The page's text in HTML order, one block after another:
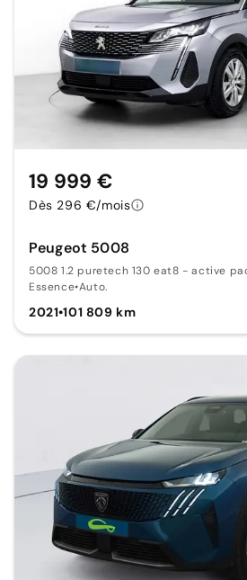
Peugeot 5008
5008 1.2 puretech 130 eat8 - active
Essence•Auto.
2021•101 809 km
19 999 €
Dès 296 €/mois